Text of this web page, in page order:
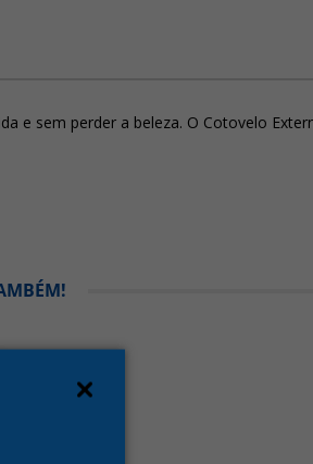
e sem perder a beleza. O Cotovelo